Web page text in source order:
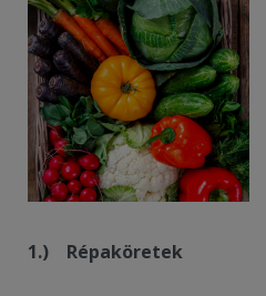
1.) Répaköretek